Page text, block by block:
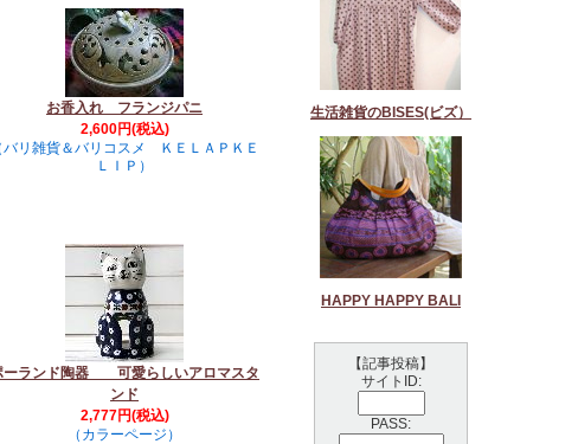
お香入れ フランジパニ
2,600円(税込)
バリ雑貨＆バリコスメ ＫＥＬＡＰＫＥ
ＬＩＰ）
ーランド陶器 可愛らしいアロマスタ
ンド
2,777円(税込)
（カラーページ）
生活雑貨のBISES(ビズ）
HAPPY HAPPY BALI
【記事投稿】
サイトID:
PASS: